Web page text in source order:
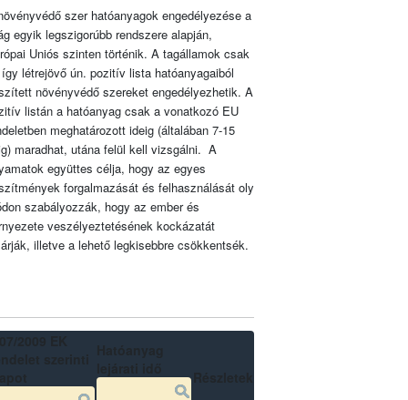
szer hatóanyagok engedélyezése a
egyik legszigorúbb rendszere alapján,
Uniós szinten történik. A tagállamok csak
létrejövő ún. pozitív lista hatóanyagaiból
növényvédő szereket engedélyezhetik. A
listán a hatóanyag csak a vonatkozó EU
meghatározott ideig (általában 7-15
maradhat, utána felül kell vizsgálni. A
együttes célja, hogy az egyes
forgalmazását és felhasználását oly
szabályozzák, hogy az ember és
veszélyeztetésének kockázatát
illetve a lehető legkisebbre csökkentsék.